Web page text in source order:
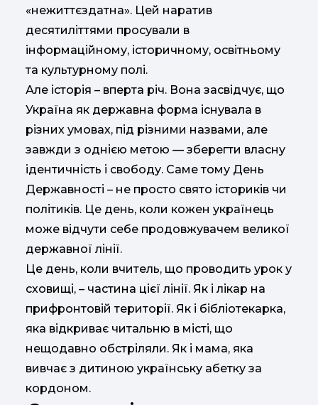
«нежиттєздатна». Цей наратив
десятиліттями просували в
інформаційному, історичному, освітньому
та культурному полі.
Але історія – вперта річ. Вона засвідчує, що
Україна як державна форма існувала в
різних умовах, під різними назвами, але
завжди з однією метою — зберегти власну
ідентичність і свободу. Саме тому День
Державності – не просто свято істориків чи
політиків. Це день, коли кожен українець
може відчути себе продовжувачем великої
державної лінії.
Це день, коли вчитель, що проводить урок у
сховищі, – частина цієї лінії. Як і лікар на
прифронтовій території. Як і бібліотекарка,
яка відкриває читальню в місті, що
нещодавно обстріляли. Як і мама, яка
вивчає з дитиною українську абетку за
кордоном.